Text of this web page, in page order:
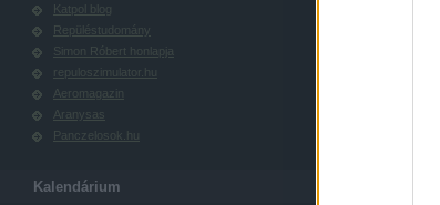
Katpol blog
Repüléstudomány
Simon Róbert honlapja
repuloszimulator.hu
Aeromagazin
Aranysas
Panczelosok.hu
Kalendárium